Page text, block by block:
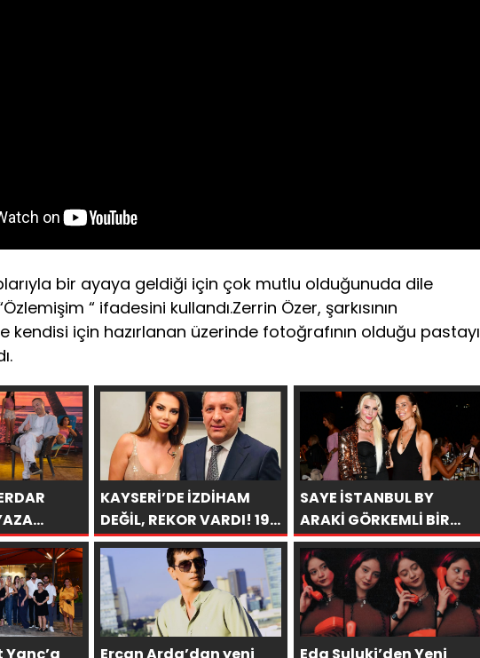
bir ayaya geldiği için çok mutlu olduğunuda dile
“ ifadesini kullandı.Zerrin Özer, şarkısının
kendisi için hazırlanan üzerinde fotoğrafının olduğu pastayı
KAYSERİ’DE İZDİHAM
DEĞİL, REKOR VARDI! 195
BİN KİŞİ
SAYE İSTANBUL BY
ARAKİ GÖRKEMLİ BİR
AÇILIŞLA KAPILARINI
AÇTI!
Yanç’a Ercan Arda’dan yeni Eda Suluki’den Yeni